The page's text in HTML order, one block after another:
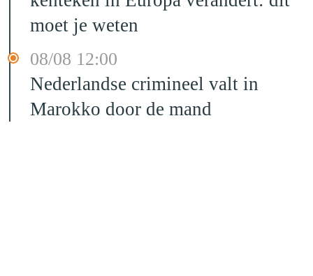
moet je weten
08/08 12:00
Nederlandse crimineel valt in
Marokko door de mand